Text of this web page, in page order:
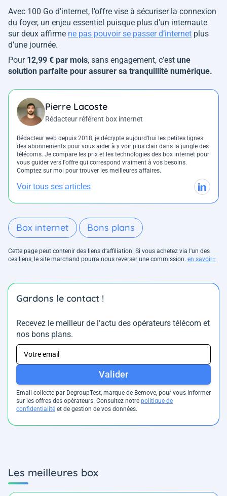
Avec 100 Go d’internet, l’offre vise à sécuriser la connexion
du foyer, un enjeu essentiel puisque plus d’un internaute
sur deux affirme ne pas pouvoir se passer d’internet plus
d’une journée.
Pour 12,99 € par mois, sans engagement, c’est une
solution parfaite pour assurer sa tranquillité numérique.
Pierre Lacoste
Rédacteur référent box internet
Rédacteur web depuis 2018, je décrypte aujourd'hui les petites lignes
des abonnements pour vous aider à y voir plus clair dans la jungle des
télécoms. Je compare les prix et les technologies des box internet pour
vous guider vers l'offre qui correspond vraiment à vos besoins.
Comptez sur moi pour trouver les meilleures affaires.
Voir tous ses articles
Box internet Bons plans
Cette page peut contenir des liens d’affiliation. Si vous achetez via l'un des
ces liens, le site marchand pourra nous reverser une commission. en savoir+
Gardons le contact !
Recevez le meilleur de l’actu des opérateurs télécom et
nos bons plans.
Valider
Email collecté par DegroupTest, marque de Bemove, pour vous informer
sur les offres des opérateurs. Consultez notre politique de
confidentialité et de gestion de vos données.
Les meilleures box